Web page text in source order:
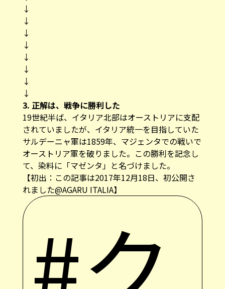
↓
↓
↓
↓
↓
↓
↓
↓
3. 正解は、戦争に勝利した
19世紀半ば、イタリア北部はオーストリアに支配
されていましたが、イタリア統一を目指していた
サルデーニャ軍は1859年、マジェンタでの戦いで
オーストリア軍を破りました。この勝利を記念し
て、染料に「マゼンタ」と名づけました。
【初出：この記事は2017年12月18日、初公開さ
れました@AGARU ITALIA】